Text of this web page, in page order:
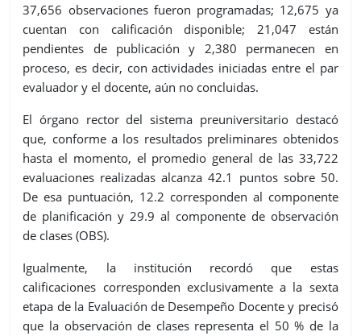
37,656 observaciones fueron programadas; 12,675 ya
cuentan con calificación disponible; 21,047 están
pendientes de publicación y 2,380 permanecen en
proceso, es decir, con actividades iniciadas entre el par
evaluador y el docente, aún no concluidas.
El órgano rector del sistema preuniversitario destacó
que, conforme a los resultados preliminares obtenidos
hasta el momento, el promedio general de las 33,722
evaluaciones realizadas alcanza 42.1 puntos sobre 50.
De esa puntuación, 12.2 corresponden al componente
de planificación y 29.9 al componente de observación
de clases (OBS).
Igualmente, la institución recordó que estas
calificaciones corresponden exclusivamente a la sexta
etapa de la Evaluación de Desempeño Docente y precisó
que la observación de clases representa el 50 % de la